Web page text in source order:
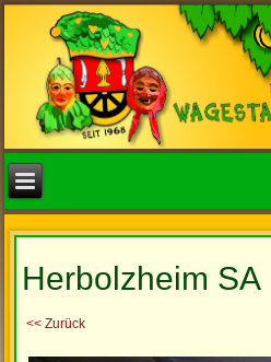
Herbolzheim SA
<< Zurück